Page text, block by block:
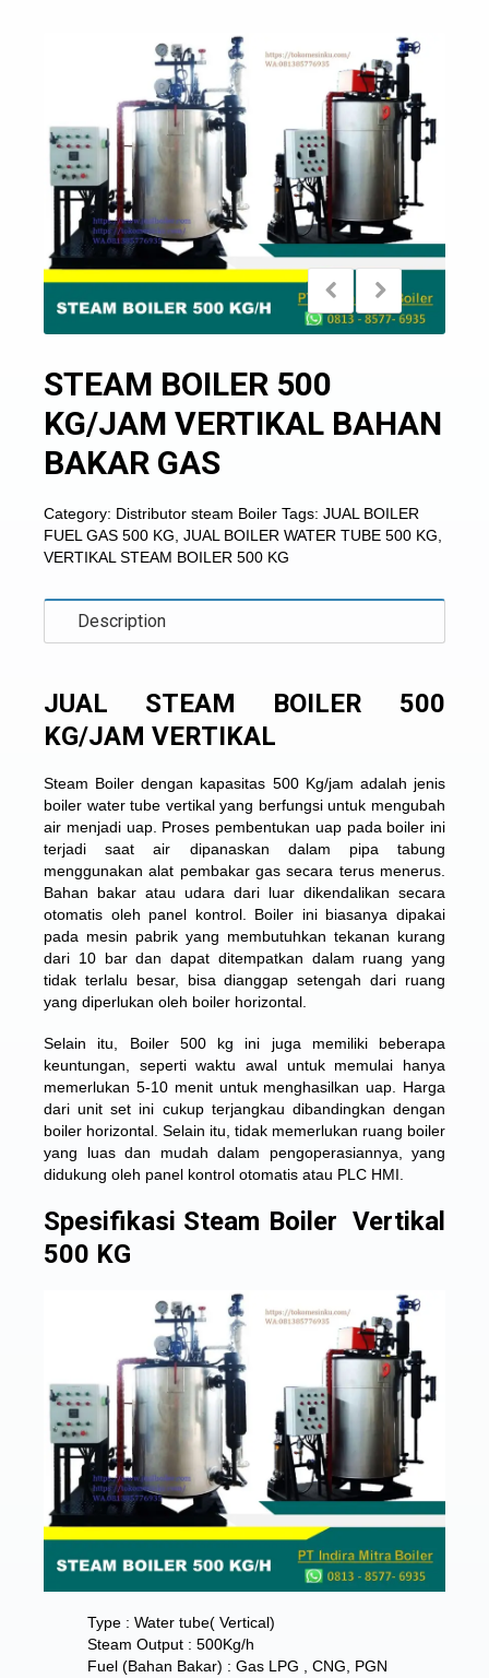
STEAM BOILER 500
KG/JAM VERTIKAL BAHAN
BAKAR GAS
Category: Distributor steam Boiler Tags: JUAL BOILER
FUEL GAS 500 KG JUAL BOILER WATER TUBE 500 KG
VERTIKAL STEAM BOILER 500 KG
Description
JUAL STEAM BOILER 500
KG/JAM VERTIKAL
Steam Boiler dengan kapasitas 500 Kg/jam adalah jenis
boiler water tube vertikal yang berfungsi untuk mengubah
air menjadi uap. Proses pembentukan uap pada boiler ini
terjadi saat air dipanaskan dalam pipa tabung
menggunakan alat pembakar gas secara terus menerus.
Bahan bakar atau udara dari luar dikendalikan secara
otomatis oleh panel kontrol. Boiler ini biasanya dipakai
pada mesin pabrik yang membutuhkan tekanan kurang
dari 10 bar dan dapat ditempatkan dalam ruang yang
tidak terlalu besar, bisa dianggap setengah dari ruang
yang diperlukan oleh boiler horizontal.
Selain itu, Boiler 500 kg ini juga memiliki beberapa
keuntungan, seperti waktu awal untuk memulai hanya
memerlukan 5-10 menit untuk menghasilkan uap. Harga
dari unit set ini cukup terjangkau dibandingkan dengan
boiler horizontal. Selain itu, tidak memerlukan ruang boiler
yang luas dan mudah dalam pengoperasiannya, yang
didukung oleh panel kontrol otomatis atau PLC HMI.
Spesifikasi Steam Boiler Vertikal
500 KG
Type : Water tube( Vertical)
Steam Output : 500Kg/h
Fuel (Bahan Bakar) : Gas LPG , CNG, PGN